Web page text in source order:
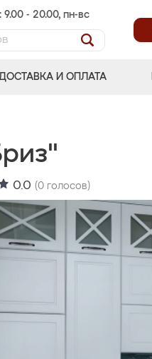
9.00 - 20.00, пн-вс
И ОПЛАТА
0.0 (0 голосов)